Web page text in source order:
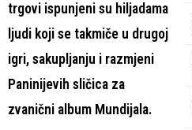
trgovi ispunjeni su hiljadama
ljudi koji se takmiče u drugoj
igri, sakupljanju i razmjeni
Paninijevih sličica za
zvanični album Mundijala.